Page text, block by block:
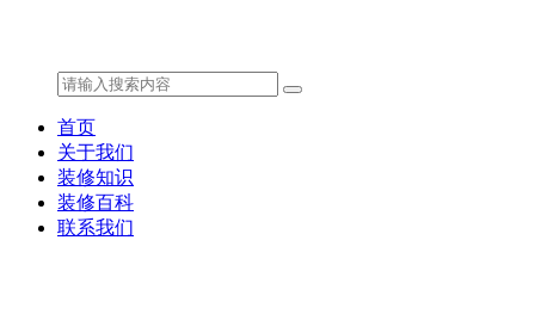
首页
关于我们
装修知识
装修百科
联系我们